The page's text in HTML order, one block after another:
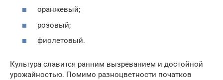
оранжевый;
розовый;
фиолетовый.
Культура славится ранним вызреванием и достойной
урожайностью. Помимо разноцветности початков